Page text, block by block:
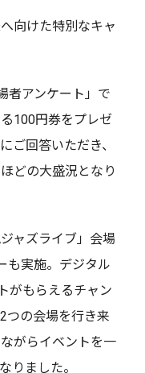
向けた特別なキャ
者アンケート」で
100円券をプレゼ
ご回答いただき、
どの大盛況となり
ャズライブ」会場
も実施。デジタル
がもらえるチャン
つの会場を行き来
がらイベントを一
りました。